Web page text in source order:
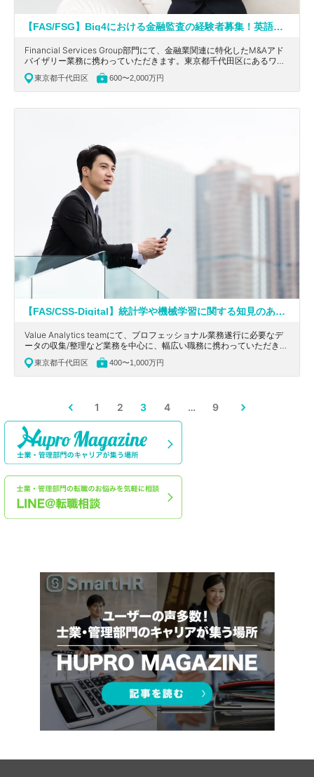
【FAS/FSG】Big4における金融監査の経験者募集！英語を活かせる！ワンストップでソリューションを提供している大手会計系コンサルティングファーム
Financial Services Group部門にて、金融業関連に特化したM&Aアド
バイザリー業務に携わっていただきます。東京都千代田区にあるワン
ストップでソリューションを提供している大手会計系コンサルティン
グファームの求人です。
東京都千代田区 600〜2,000万円
【FAS/CSS-Digital】統計学や機械学習に関する知見のある方歓迎！英語を活かせる！ワンストップでソリューションを提供している大手会計系コンサルティングファーム
Value Analytics teamにて、プロフェッショナル業務遂行に必要なデ
ータの収集/整理など業務を中心に、幅広い職務に携わっていただきま
す。東京都千代田区にある、大手会計系コンサルティングファームの
求人です。
東京都千代田区 400〜1,000万円
1 2 3 4 … 9